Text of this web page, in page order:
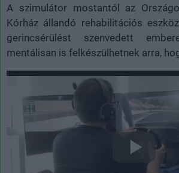
A szimulátor mostantól az
Kórház állandó rehabilitációs
gerincsérülést szenvedett
mentálisan is felkészülhetnek arra,